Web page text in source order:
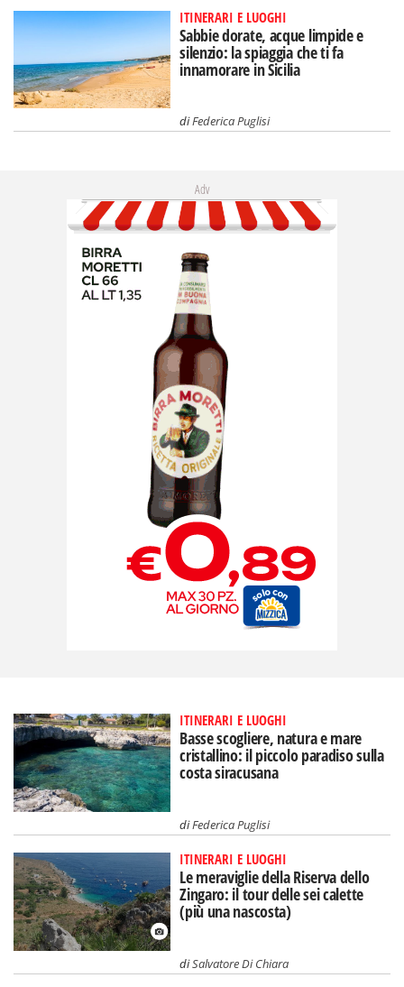
ITINERARI E LUOGHI
Sabbie dorate, acque limpide e
silenzio: la spiaggia che ti fa
innamorare in Sicilia
diFederica Puglisi
Adv
ITINERARI E LUOGHI
Basse scogliere, natura e mare
cristallino: il piccolo paradiso sulla
costa siracusana
diFederica Puglisi
ITINERARI E LUOGHI
Le meraviglie della Riserva dello
Zingaro: il tour delle sei calette
(più una nascosta)
diSalvatore Di Chiara